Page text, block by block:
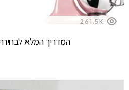
261.5K
המדריך המלא